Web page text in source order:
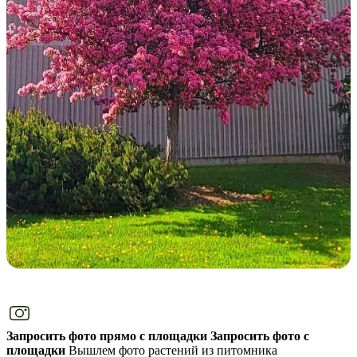
Запросить фото прямо с площадки Запросить фото с
площадки Вышлем фото растений из питомника